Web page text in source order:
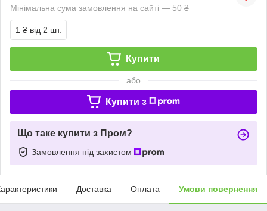
Мінімальна сума замовлення на сайті — 50 ₴
1 ₴ від 2 шт.
Купити
або
Купити з
Що таке купити з Пром?
Замовлення під захистом
Доставка Оплата Умови повернення